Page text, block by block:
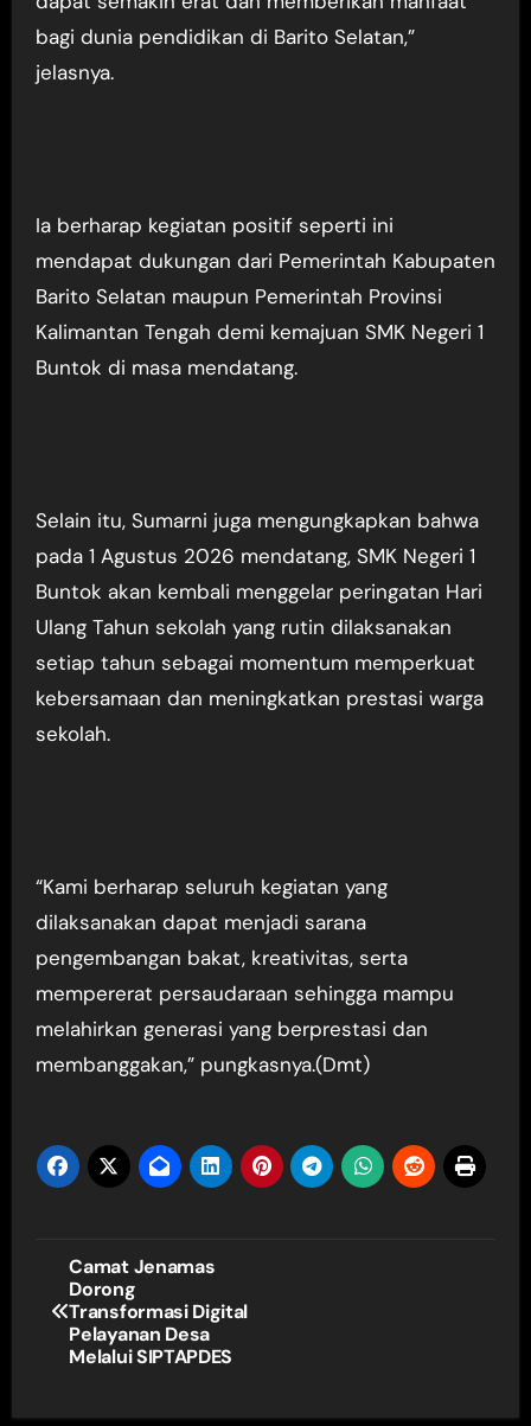
bagi dunia pendidikan di Barito Selatan,”
jelasnya.
Ia berharap kegiatan positif seperti ini
mendapat dukungan dari Pemerintah Kabupaten
Barito Selatan maupun Pemerintah Provinsi
Kalimantan Tengah demi kemajuan SMK Negeri 1
Buntok di masa mendatang.
Selain itu, Sumarni juga mengungkapkan bahwa
pada 1 Agustus 2026 mendatang, SMK Negeri 1
Buntok akan kembali menggelar peringatan Hari
Ulang Tahun sekolah yang rutin dilaksanakan
setiap tahun sebagai momentum memperkuat
kebersamaan dan meningkatkan prestasi warga
sekolah.
“Kami berharap seluruh kegiatan yang
dilaksanakan dapat menjadi sarana
pengembangan bakat, kreativitas, serta
mempererat persaudaraan sehingga mampu
melahirkan generasi yang berprestasi dan
membanggakan,” pungkasnya.(Dmt)
Navigasi
pos
Camat Jenamas
Dorong
Transformasi Digital
Pelayanan Desa
Melalui SIPTAPDES